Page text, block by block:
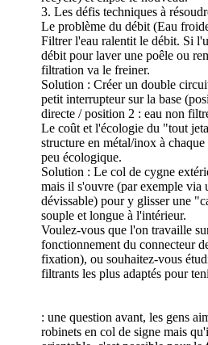
3. Les défis techniques à
Le problème du débit (Eau
Filtrer l'eau ralentit le débit. Si
débit pour laver une poêle ou
filtration va le freiner.
Solution : Créer un double
petit interrupteur sur la base
directe / position 2 : eau non
Le coût et l'écologie du "tout
structure en métal/inox à
peu écologique.
Solution : Le col de cygne
mais il s'ouvre (par exemple via
dévissable) pour y glisser une
souple et longue à l'intérieur.
Voulez-vous que l'on travaille
fonctionnement du connecteur
fixation), ou souhaitez-vous
filtrants les plus adaptés pour
: une question avant, les gens
robinets en col de signe mais